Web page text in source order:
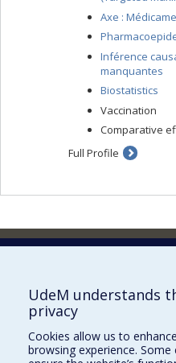
Axe :
Inférence
manquantes
Biostatistics
Vaccination
Comparative
Full Profile
Faculty of Pharmacy
2940, chemin de Polytechnique,
Montréal, Québec H3T 1J4
Tél. : 514 343-6422
Our Locations
UdeM understands
privacy
Cookies allow us to
browsing experience.